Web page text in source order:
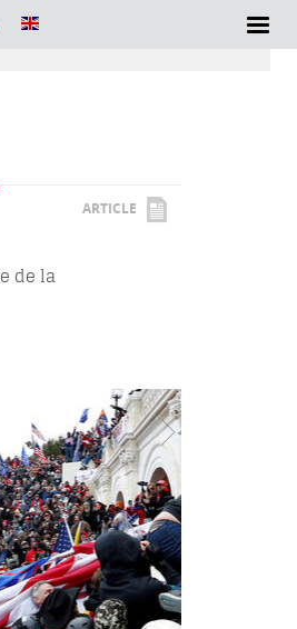
ARTICLE
de la